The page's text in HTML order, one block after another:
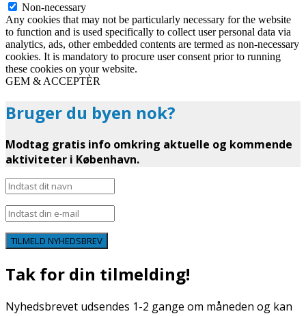
Non-necessary
Any cookies that may not be particularly necessary for the website
to function and is used specifically to collect user personal data via
analytics, ads, other embedded contents are termed as non-necessary
cookies. It is mandatory to procure user consent prior to running
these cookies on your website.
GEM & ACCEPTÈR
Bruger du byen nok?
Modtag gratis info omkring aktuelle og kommende
aktiviteter i København.
TILMELD NYHEDSBREV
Tak for din tilmelding!
Nyhedsbrevet udsendes 1-2 gange om måneden og kan